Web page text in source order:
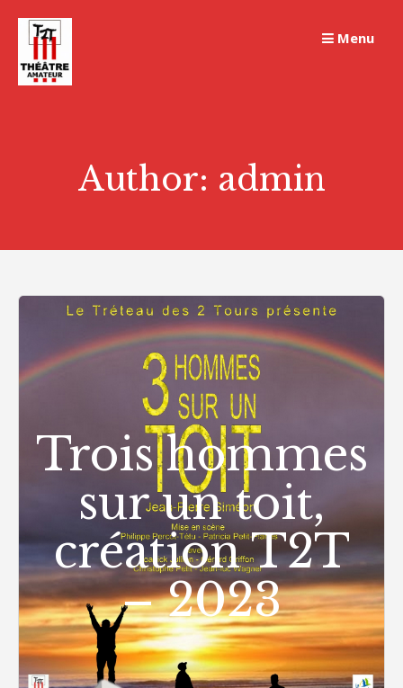
content
Menu
Author: admin
Trois hommes
sur un toit,
création T2T
– 2023